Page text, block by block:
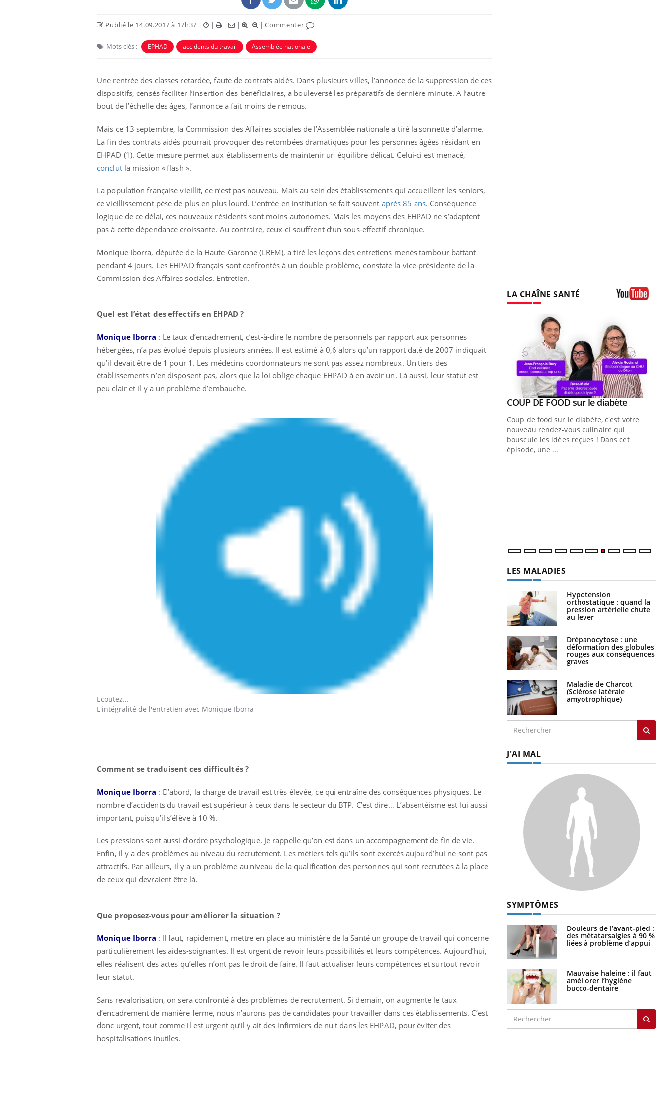
Publié le 14.09.2017 à 17h37 | | | | |Commenter
Mots clés : EPHAD accidents du travail Assemblée nationale
Une rentrée des classes retardée, faute de contrats aidés. Dans plusieurs villes, l’annonce de la suppression de ces
dispositifs, censés faciliter l’insertion des bénéficiaires, a bouleversé les préparatifs de dernière minute. A l’autre
bout de l’échelle des âges, l’annonce a fait moins de remous.
Mais ce 13 septembre, la Commission des Affaires sociales de l’Assemblée nationale a tiré la sonnette d’alarme.
La fin des contrats aidés pourrait provoquer des retombées dramatiques pour les personnes âgées résidant en
EHPAD (1). Cette mesure permet aux établissements de maintenir un équilibre délicat. Celui-ci est menacé,
conclutla mission « flash ».
La population française vieillit, ce n’est pas nouveau. Mais au sein des établissements qui accueillent les seniors,
ce vieillissement pèse de plus en plus lourd. L’entrée en institution se fait souvent après 85 ans. Conséquence
logique de ce délai, ces nouveaux résidents sont moins autonomes. Mais les moyens des EHPAD ne s’adaptent
pas à cette dépendance croissante. Au contraire, ceux-ci souffrent d’un sous-effectif chronique.
Monique Iborra, députée de la Haute-Garonne (LREM), a tiré les leçons des entretiens menés tambour battant
pendant 4 jours. Les EHPAD français sont confrontés à un double problème, constate la vice-présidente de la
Commission des Affaires sociales. Entretien.
Quel est l’état des effectifs en EHPAD ?
Monique Iborra : Le taux d’encadrement, c’est-à-dire le nombre de personnels par rapport aux personnes
hébergées, n’a pas évolué depuis plusieurs années. Il est estimé à 0,6 alors qu’un rapport daté de 2007 indiquait
qu’il devait être de 1 pour 1. Les médecins coordonnateurs ne sont pas assez nombreux. Un tiers des
établissements n’en disposent pas, alors que la loi oblige chaque EHPAD à en avoir un. Là aussi, leur statut est
peu clair et il y a un problème d’embauche.
Ecoutez...
L'intégralité de l'entretien avec Monique Iborra
Comment se traduisent ces difficultés ?
Monique Iborra : D’abord, la charge de travail est très élevée, ce qui entraîne des conséquences physiques. Le
nombre d’accidents du travail est supérieur à ceux dans le secteur du BTP. C’est dire… L’absentéisme est lui aussi
important, puisqu’il s’élève à 10 %.
Les pressions sont aussi d’ordre psychologique. Je rappelle qu’on est dans un accompagnement de fin de vie.
Enfin, il y a des problèmes au niveau du recrutement. Les métiers tels qu’ils sont exercés aujourd’hui ne sont pas
attractifs. Par ailleurs, il y a un problème au niveau de la qualification des personnes qui sont recrutées à la place
de ceux qui devraient être là.
Que proposez-vous pour améliorer la situation ?
Monique Iborra : Il faut, rapidement, mettre en place au ministère de la Santé un groupe de travail qui concerne
particulièrement les aides-soignantes. Il est urgent de revoir leurs possibilités et leurs compétences. Aujourd’hui,
elles réalisent des actes qu’elles n’ont pas le droit de faire. Il faut actualiser leurs compétences et surtout revoir
leur statut.
Sans revalorisation, on sera confronté à des problèmes de recrutement. Si demain, on augmente le taux
d’encadrement de manière ferme, nous n’aurons pas de candidates pour travailler dans ces établissements. C’est
donc urgent, tout comme il est urgent qu’il y ait des infirmiers de nuit dans les EHPAD, pour éviter des
hospitalisations inutiles.
LA CHAÎNE SANTÉ
Le Ramadan approche, et, pour de
nombreuses personnes atteintes de
diabète, c'est une période de questions, de
défis, mais ...
Un établissement lié à un groupe
mutualiste innove en matière de bilan de
santé : l'utilisation d'un « jumeau
numérique » permet ...
Youtube
COUP DE FOOD sur le diabèteYoutube
Coup de food sur le diabète, c'est votre
nouveau rendez-vous culinaire qui
bouscule les idées reçues ! Dans cet
épisode, une ...
LES MALADIES
Hypotension
orthostatique : quand la
pression artérielle chute
au lever
Drépanocytose : une
déformation des globules
rouges aux conséquences
graves
Maladie de Charcot
(Sclérose latérale
amyotrophique)
J'AI MAL
SYMPTÔMES
Douleurs de l’avant-pied :
des métatarsalgies à 90 %
liées à problème d’appui
Mauvaise haleine : il faut
améliorer l’hygiène
bucco-dentaire